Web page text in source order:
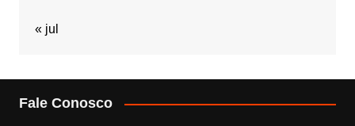
« jul
Fale Conosco